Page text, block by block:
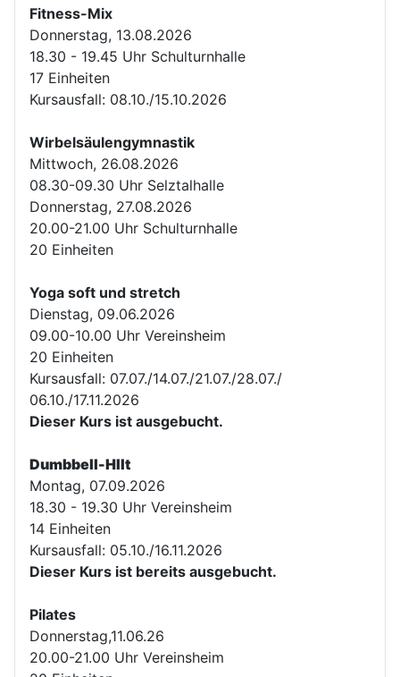
Fitness-Mix
Donnerstag, 13.08.2026
18.30 - 19.45 Uhr Schulturnhalle
17 Einheiten
Kursausfall: 08.10./15.10.2026
Wirbelsäulengymnastik
Mittwoch, 26.08.2026
08.30-09.30 Uhr Selztalhalle
Donnerstag, 27.08.2026
20.00-21.00 Uhr Schulturnhalle
20 Einheiten
Yoga soft und stretch
Dienstag, 09.06.2026
09.00-10.00 Uhr Vereinsheim
20 Einheiten
Kursausfall: 07.07./14.07./21.07./28.07./
06.10./17.11.2026
Dieser Kurs ist ausgebucht.
Dumbbell-HIIt
Montag, 07.09.2026
18.30 - 19.30 Uhr Vereinsheim
14 Einheiten
Kursausfall: 05.10./16.11.2026
Dieser Kurs ist bereits ausgebucht.
Pilates
Donnerstag,11.06.26
20.00-21.00 Uhr Vereinsheim